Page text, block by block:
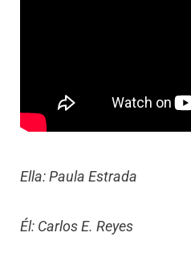
Ella: Paula Estrada
Él: Carlos E. Reyes